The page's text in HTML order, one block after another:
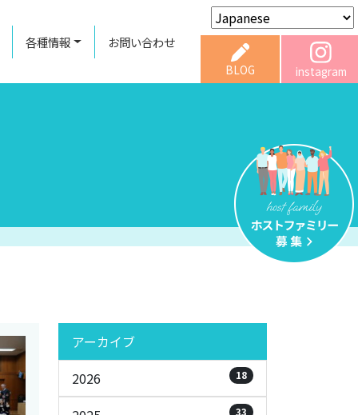
各種情報 お問い合わせ
BLOG instagram
アーカイブ
2026
18
33